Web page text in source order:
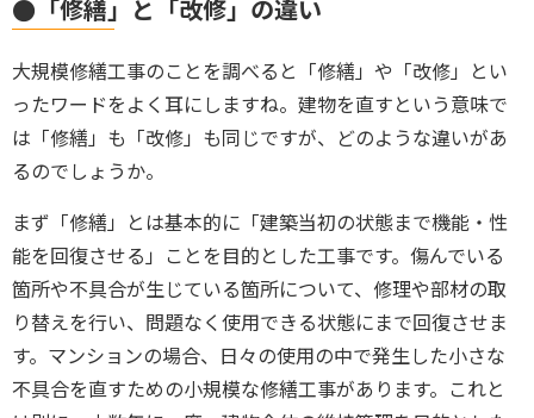
●「修繕」と「改修」の違い
大規模修繕工事のことを調べると「修繕」や「改修」とい
ったワードをよく耳にしますね。建物を直すという意味で
は「修繕」も「改修」も同じですが、どのような違いがあ
るのでしょうか。
まず 「修繕」とは基本的に「建築当初の状態まで機能・性
能を回復させる」ことを目的とした工事です。 傷んでいる
箇所や不具合が生じている箇所について、修理や部材の取
り替えを行い、問題なく使用できる状態にまで回復させま
す。マンションの場合、日々の使用の中で発生した小さな
不具合を直すための小規模な修繕工事があります。これと